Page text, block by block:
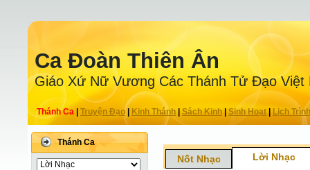
Ca Ðoàn Thiên Ân
Giáo Xứ Nữ Vương Các Thánh Tử Ðạo Việt
Thánh Ca Truyện Ðạo| Kinh Thánh Sách Kinh|Sinh Hoạt| Lịch Trình
Thánh Ca
Nốt Nhạc Lời Nhạc